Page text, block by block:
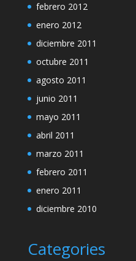
febrero 2012
enero 2012
diciembre 2011
octubre 2011
agosto 2011
junio 2011
mayo 2011
abril 2011
marzo 2011
febrero 2011
enero 2011
diciembre 2010
Categories